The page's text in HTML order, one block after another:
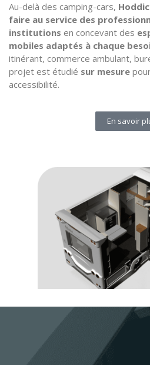
Au-delà des camping-cars,
faire au service des
institutions en concevant des
mobiles adaptés à chaque
itinérant, commerce ambulant,
projet est étudié sur mesure
accessibilité.
En savoir